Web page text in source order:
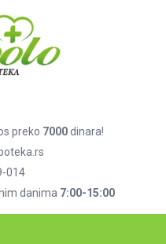
preko 7000dinara!
014
danima 7:00-15:00